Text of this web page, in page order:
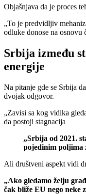
Objašnjava da je proces
„To je predvidljiv
odluke donose na osnovu
Srbija između
energije
Na pitanje gde se Srbija
dvojak odgovor.
„Zavisi sa kog vidika
da postoji stagnacija
„Srbija od 2021.
pojedinim poljima
Ali društveni aspekt vidi
„Ako gledamo želju
čak bliže EU nego neke